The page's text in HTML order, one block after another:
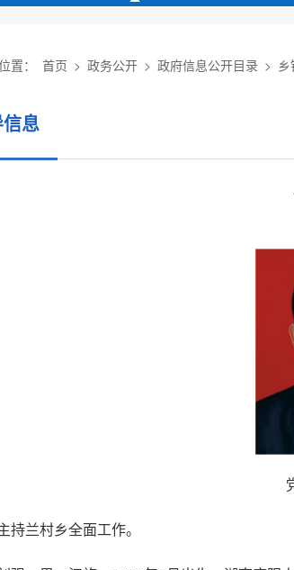
置： 首页 > 政务公开 > 政府信息公开目录 >
息
持兰村乡全面工作。